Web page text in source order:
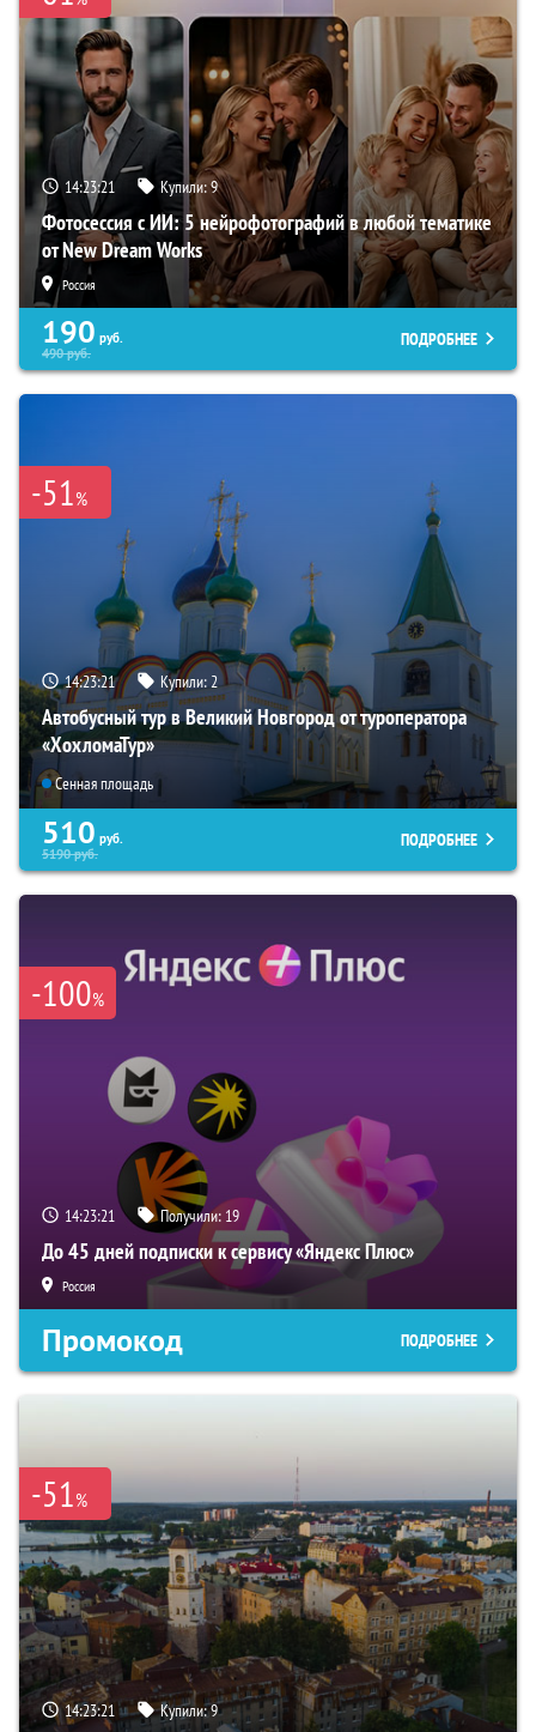
14:23:20 Купили:9
Фотосессия с ИИ: 5 нейрофотографий в любой тематике
от New Dream Works
Россия
190 руб.
490руб.
ПОДРОБНЕЕ
-51%
14:23:20 Купили:2
Автобусный тур в Великий Новгород от туроператора
«ХохломаТур»
Сенная площадь
510 руб.
5190руб.
ПОДРОБНЕЕ
-100%
14:23:20 Получили: 19
До 45 дней подписки к сервису «Яндекс Плюс»
Россия
Промокод ПОДРОБНЕЕ
-51%
14:23:20 Купили:9